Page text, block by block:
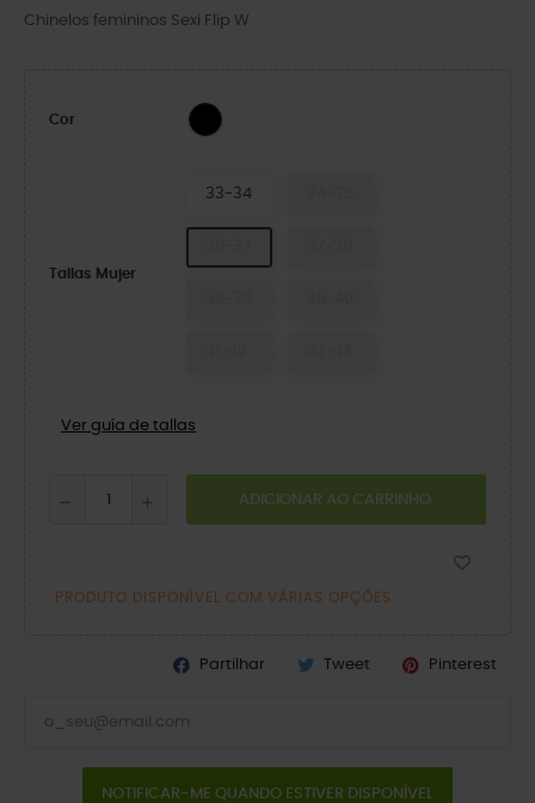
Chinelos femininos Sexi Flip W
Cor BLACK/BLACK
Tallas Mujer
33-34
Ver guía de tallas
ADICIONAR AO CARRINHO
PRODUTO DISPONÍVEL COM VÁRIAS OPÇÕES
Partilhar Tweet Pinterest
NOTIFICAR-ME QUANDO ESTIVER DISPONÍVEL